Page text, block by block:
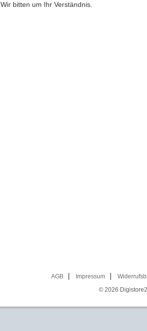
Wir bitten um Ihr Verständnis.
AGB Impressum
© 2026